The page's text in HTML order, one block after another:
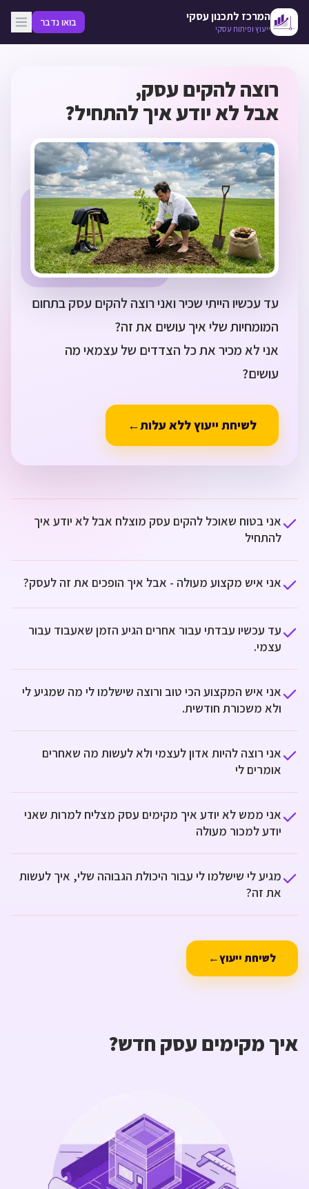
דלג לתוכן המרכזי
המרכז לתכנון עסקי
ייעוץ ופיתוח עסקי
בואו נדבר
רוצה להקים עסק,
אבל לא יודע איך להתחיל?
עד עכשיו הייתי שכיר ואני רוצה להקים עסק בתחום
אני לא מכיר את כל הצדדים של עצמאי מה
עושים?
לשיחת ייעוץ ללא עלות←
אני בטוח שאוכל להקים עסק מוצלח אבל לא יודע איך
להתחיל
אני איש מקצוע מעולה - אבל איך הופכים את זה לעסק?
עד עכשיו עבדתי עבור אחרים הגיע הזמן שאעבוד עבור
עצמי.
אני איש המקצוע הכי טוב ורוצה שישלמו לי מה שמגיע לי
ולא משכורת חודשית.
אני רוצה להיות אדון לעצמי ולא לעשות מה שאחרים
אומרים לי
אני ממש לא יודע איך מקימים עסק מצליח למרות שאני
יודע למכור מעולה
מגיע לי שישלמו לי עבור היכולת הגבוהה שלי, איך לעשות
את זה?
לשיחת ייעוץ←
איך מקימים עסק חדש?